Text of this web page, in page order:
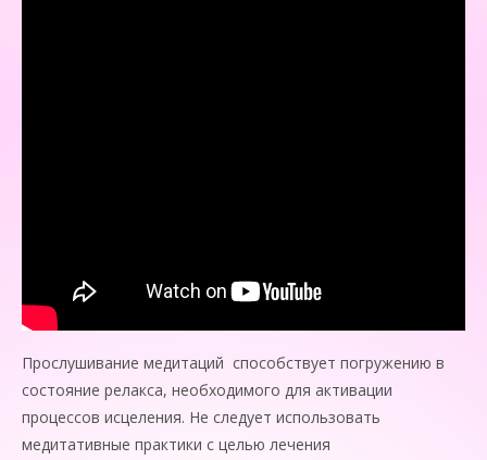
Прослушивание медитаций способствует погружению в
состояние релакса, необходимого для активации
процессов исцеления. Не следует использовать
медитативные практики с целью лечения